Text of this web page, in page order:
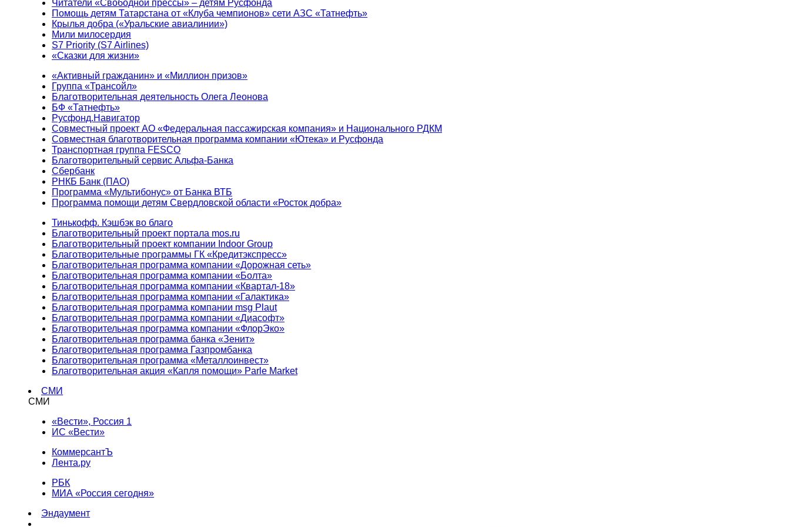
Читатели «Свободной прессы» – детям Русфонда
Помощь детям Татарстана от «Клуба чемпионов» сети АЗС «Татнефть»
Крылья добра («Уральские авиалинии»)
Мили милосердия
S7 Priority (S7 Airlines)
«Сказки для жизни»
«Активный гражданин» и «Миллион призов»
Группа «Трансойл»
Благотворительная деятельность Олега Леонова
БФ «Татнефть»
Русфонд.Навигатор
Совместный проект АО «Федеральная пассажирская компания» и Национального РДКМ
Совместная благотворительная программа компании «Ютека» и Русфонда
Транспортная группа FESCO
Благотворительный сервис Альфа-Банка
Сбербанк
РНКБ Банк (ПАО)
Программа «Мультибонус» от Банка ВТБ
Программа помощи детям Свердловской области «Росток добра»
Тинькофф. Кэшбэк во благо
Благотворительный проект портала mos.ru
Благотворительный проект компании Indoor Group
Благотворительные программы ГК «Кредитэкспресс»
Благотворительная программа компании «Дорожная сеть»
Благотворительная программа компании «Болта»
Благотворительная программа компании «Квартал-18»
Благотворительная программа компании «Галактика»
Благотворительная программа компании msg Plaut
Благотворительная программа компании «Диасофт»
Благотворительная программа компании «ФлорЭко»
Благотворительная программа банка «Зенит»
Благотворительная программа Газпромбанка
Благотворительная программа «Металлоинвест»
Благотворительная акция «Капля помощи» Parle Market
СМИ
СМИ
«Вести», Россия 1
ИС «Вести»
КоммерсантЪ
Лента.ру
РБК
МИА «Россия сегодня»
Эндаумент